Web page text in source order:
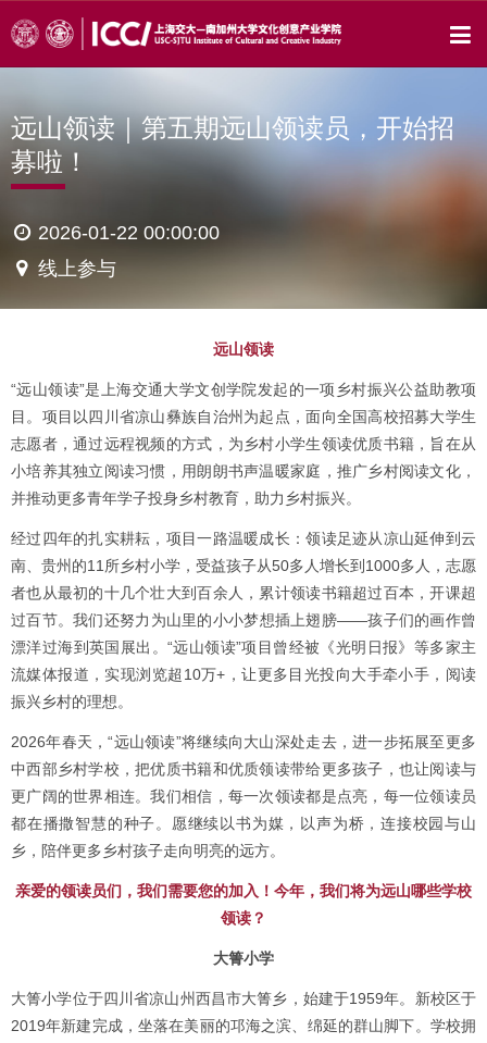
远山领读｜第五期远山领读员，开始招
募啦！
2026-01-22 00:00:00
线上参与
远山领读
“远山领读”是上海交通大学文创学院发起的一项乡村振兴公益助教项
目。项目以四川省凉山彝族自治州为起点，面向全国高校招募大学生
志愿者，通过远程视频的方式，为乡村小学生领读优质书籍，旨在从
小培养其独立阅读习惯，用朗朗书声温暖家庭，推广乡村阅读文化，
并推动更多青年学子投身乡村教育，助力乡村振兴。
经过四年的扎实耕耘，项目一路温暖成长：领读足迹从凉山延伸到云
南、贵州的11所乡村小学，受益孩子从50多人增长到1000多人，志愿
者也从最初的十几个壮大到百余人，累计领读书籍超过百本，开课超
过百节。我们还努力为山里的小小梦想插上翅膀——孩子们的画作曾
漂洋过海到英国展出。“远山领读”项目曾经被《光明日报》等多家主
流媒体报道，实现浏览超10万+，让更多目光投向大手牵小手，阅读
振兴乡村的理想。
2026年春天，“远山领读”将继续向大山深处走去，进一步拓展至更多
中西部乡村学校，把优质书籍和优质领读带给更多孩子，也让阅读与
更广阔的世界相连。我们相信，每一次领读都是点亮，每一位领读员
都在播撒智慧的种子。愿继续以书为媒，以声为桥，连接校园与山
乡，陪伴更多乡村孩子走向明亮的远方。
亲爱的领读员们， 我们需要您的加入！ 今年，我们将为远山哪些学校
领读？
大箐小学
大箐小学位于四川省凉山州西昌市大箐乡，始建于1959年。新校区于
2019年新建完成，坐落在美丽的邛海之滨、绵延的群山脚下。学校拥